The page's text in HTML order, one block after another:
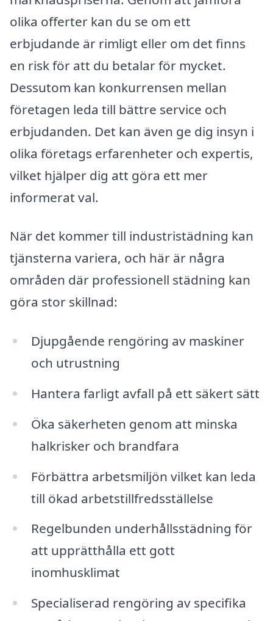
olika offerter kan du se om ett
erbjudande är rimligt eller om det finns
en risk för att du betalar för mycket.
Dessutom kan konkurrensen mellan
företagen leda till bättre service och
erbjudanden. Det kan även ge dig insyn i
olika företags erfarenheter och expertis,
vilket hjälper dig att göra ett mer
informerat val.
När det kommer till industristädning kan
tjänsterna variera, och här är några
områden där professionell städning kan
göra stor skillnad:
Djupgående rengöring av maskiner
och utrustning
Hantera farligt avfall på ett säkert sätt
Öka säkerheten genom att minska
halkrisker och brandfara
Förbättra arbetsmiljön vilket kan leda
till ökad arbetstillfredsställelse
Regelbunden underhållsstädning för
att upprätthålla ett gott
inomhusklimat
Specialiserad rengöring av specifika